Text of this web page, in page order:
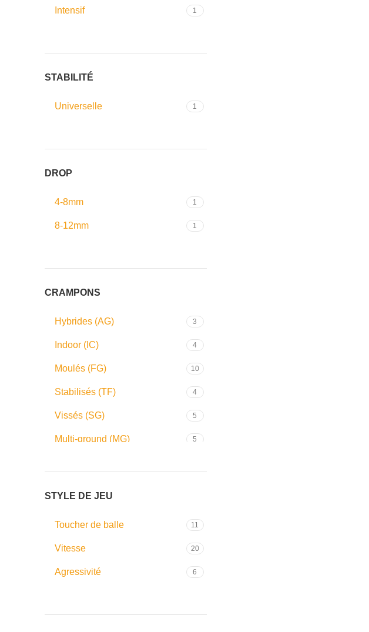
Intensif 1
STABILITÉ
Universelle 1
DROP
4-8mm 1
8-12mm 1
CRAMPONS
Hybrides (AG) 3
Indoor (IC) 4
Moulés (FG) 10
Stabilisés (TF) 4
Vissés (SG) 5
Multi-ground (MG) 5
STYLE DE JEU
Toucher de balle 11
Vitesse 20
Agressivité 6